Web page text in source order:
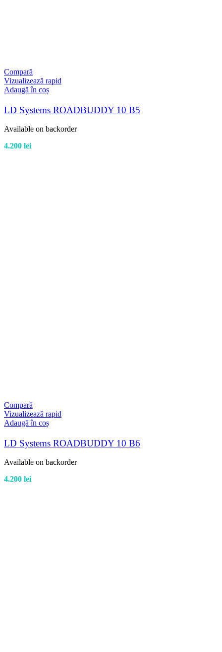
Compară
Vizualizează rapid
Adaugă în coș
LD Systems ROADBUDDY 10 B5
Available on backorder
4.200 lei
Compară
Vizualizează rapid
Adaugă în coș
LD Systems ROADBUDDY 10 B6
Available on backorder
4.200 lei